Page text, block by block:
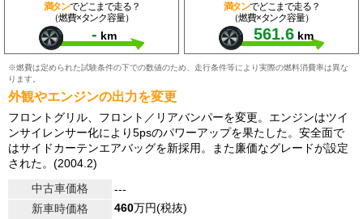
満タンでどこまで走る？
（燃費×タンク容量）
- km
満タンでどこまで走る？
（燃費×タンク容量）
561.6 km
※燃費は定められた試験条件の下での数値のため、走行条件等により実際の燃料消費率は異な
ります。
外観やエンジンの出力を変更
フロントグリル、フロント／リアバンパーを変更。エンジンはツイ
ンサイレンサー化により5psのパワーアップを果たした。安全面で
はサイドカーテンエアバッグを新採用。また廉価なグレードが設定
された。(2004.2)
中古車価格
---
新車時価格
460万円(税抜)